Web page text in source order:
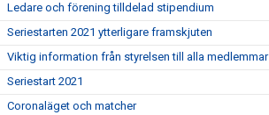
Ledare och förening tilldelad stipendium
Seriestarten 2021 ytterligare framskjuten
Viktig information från styrelsen till alla medlemmar
Seriestart 2021
Coronaläget och matcher